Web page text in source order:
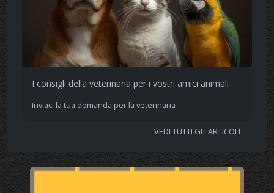
I consigli della veterinaria per i vostri amici animali
Inviaci la tua domanda per la veterinaria
VEDI TUTTI GLI ARTICOLI